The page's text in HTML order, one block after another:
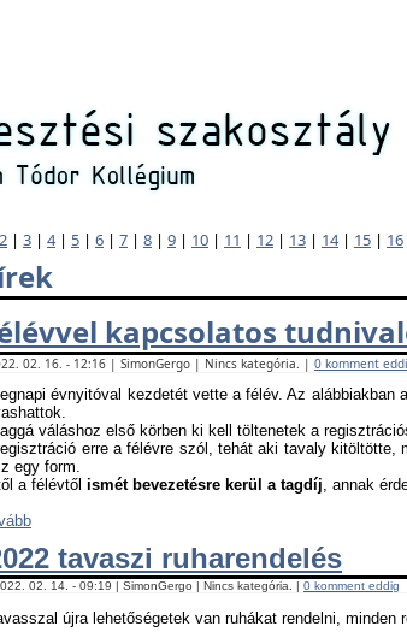
2 | 3 | 4| 5 | 6 | 7 | 8 | 9 | 10 | 11 | 12 | 13 | 14| 15 | 16
kapcsolatos
02. 16. - 12:16 | SimonGergo | Nincs kategória. | 0 komment
évnyitóval kezdetét vette a félév. Az alábbiakban
váláshoz első körben ki kell töltenetek a
erre a félévre szól, tehát aki tavaly
egy form.
a félévtől ismét bevezetésre kerül a tagdíj, annak
tavaszi ruharendelés
02. 14. - 09:19 | SimonGergo | Nincs kategória. | 0 komment eddig
újra lehetőségetek van ruhákat rendelni, minden